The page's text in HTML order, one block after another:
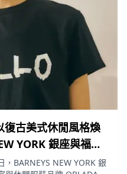
復古美式休閒風格煥
YORK 銀座與福岡
BARNEYS NEW YORK 銀